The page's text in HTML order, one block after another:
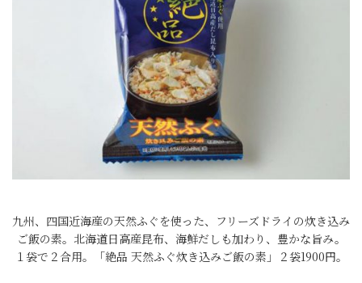
九州、四国近海産の天然ふぐを使った、フリーズドライの炊き込み
ご飯の素。北海道日高産昆布、海鮮だしも加わり、豊かな旨み。
１袋で２合用。「絶品 天然ふぐ炊き込みご飯の素」２袋1900円。